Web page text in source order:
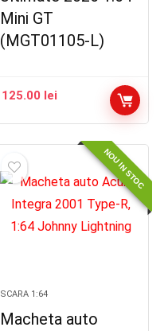
Mini GT
(MGT01105-L)
125.00 lei
NOU IN STOC
SCARA 1:64
Macheta auto